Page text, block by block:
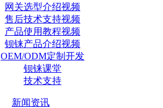
网关选型介绍视频
售后技术支持视频
产品使用教程视频
钡铼产品介绍视频
OEM/ODM定制开发
钡铼课堂
技术支持
新闻资讯